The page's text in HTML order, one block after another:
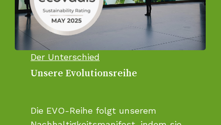
Der Unterschied
Unsere Evolutionsreihe
Die EVO-Reihe folgt unserem